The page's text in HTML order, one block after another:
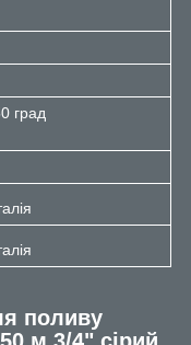
град
поливу